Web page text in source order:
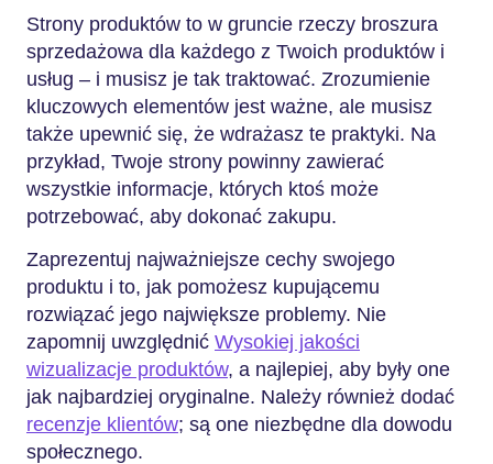
Strony produktów to w gruncie rzeczy broszura
sprzedażowa dla każdego z Twoich produktów i
usług – i musisz je tak traktować. Zrozumienie
kluczowych elementów jest ważne, ale musisz
także upewnić się, że wdrażasz te praktyki. Na
przykład, Twoje strony powinny zawierać
wszystkie informacje, których ktoś może
potrzebować, aby dokonać zakupu.
Zaprezentuj najważniejsze cechy swojego
produktu i to, jak pomożesz kupującemu
rozwiązać jego największe problemy. Nie
zapomnij uwzględnić Wysokiej jakości
wizualizacje produktów, a najlepiej, aby były one
jak najbardziej oryginalne. Należy również dodać
recenzje klientów; są one niezbędne dla dowodu
społecznego.